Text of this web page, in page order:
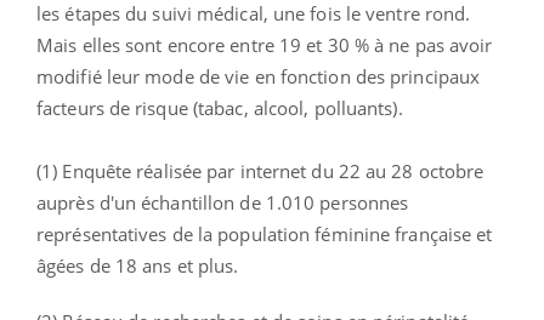
les étapes du suivi médical, une fois le ventre rond.
Mais elles sont encore entre 19 et 30 % à ne pas avoir
modifié leur mode de vie en fonction des principaux
facteurs de risque (tabac, alcool, polluants).
(1) Enquête réalisée par internet du 22 au 28 octobre
auprès d'un échantillon de 1.010 personnes
représentatives de la population féminine française et
âgées de 18 ans et plus.